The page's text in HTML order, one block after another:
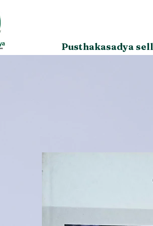
Pusthakasadya